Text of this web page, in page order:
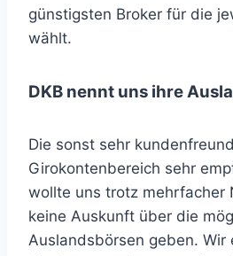
günstigsten Broker für die
wählt.
DKB nennt uns ihre
Die sonst sehr
Girokontenbereich sehr
wollte uns trotz mehrfacher
keine Auskunft über die
Auslandsbörsen geben. Wir